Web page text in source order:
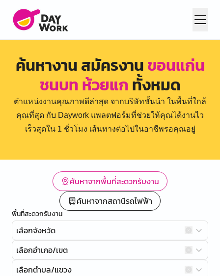
ค้นหางาน สมัครงานขอนแก่น
ชนบท ห้วยแกทั้งหมด
ตำแหน่งงานคุณภาพดีล่าสุด จากบริษัทชั้นนำ ในพื้นที่ใกล้
คุณที่สุด กับ Daywork แพลตฟอร์มที่ช่วยให้คุณได้งานไว
เร็วสุดใน 1 ชั่วโมง เส้นทางต่อไปในอาชีพรอคุณอยู่
ค้นหาจากพื้นที่สะดวกรับงาน
ค้นหาจากสถานีรถไฟฟ้า
พื้นที่สะดวกรับงาน
เลือกจังหวัด
เลือกอำเภอ/เขต
เลือกตำบล/แขวง